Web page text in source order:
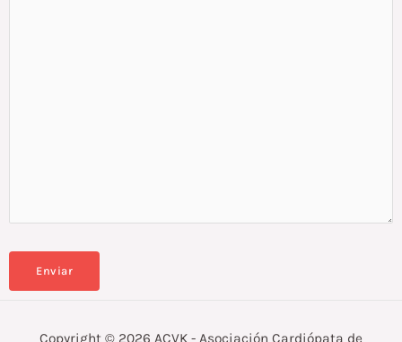
Copyright © 2026 ACVK - Asociación Cardiópata de